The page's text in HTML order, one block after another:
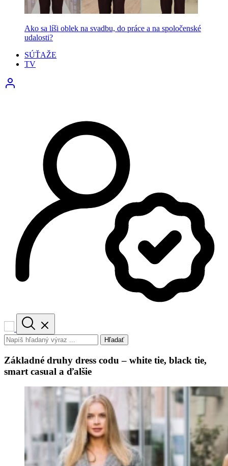
Ako sa líši oblek na svadbu, do práce a na spoločenské
udalosti?
SÚŤAŽE
TV
Hľadať
Základné druhy dress codu – white tie, black tie,
smart casual a ďalšie